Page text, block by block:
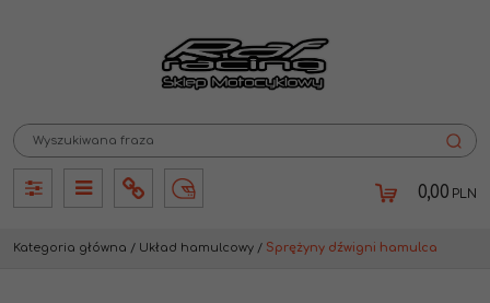
PanelPanelInfo Lang 0,00 PLN
Kategoria główna / Układ hamulcowy / Sprężyny dźwigni hamulca